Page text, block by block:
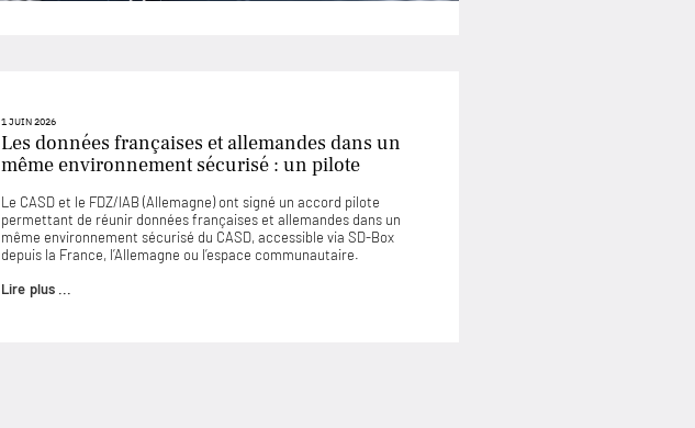
1 JUIN 2026
Les données françaises et allemandes dans un
même environnement sécurisé : un pilote
Le CASD et le FDZ/IAB (Allemagne) ont signé un accord pilote
permettant de réunir données françaises et allemandes dans un
même environnement sécurisé du CASD, accessible via SD-Box
depuis la France, l’Allemagne ou l’espace communautaire.
Lire plus ...